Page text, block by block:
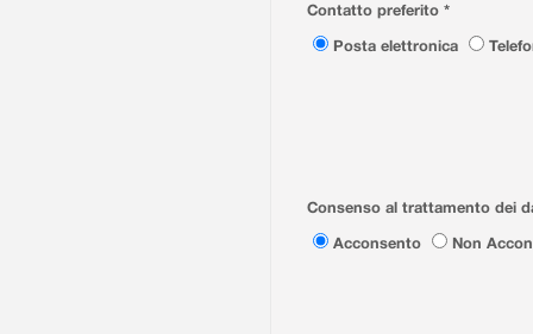
Contatto preferito *
Posta elettronica
Consenso al trattamento dei
Acconsento
Non